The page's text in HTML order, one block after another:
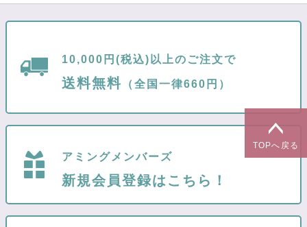
TOPへ戻る
10,000円(税込)以上のご注文で
送料無料 （全国一律660円）
アミングメンバーズ
新規会員登録はこちら！